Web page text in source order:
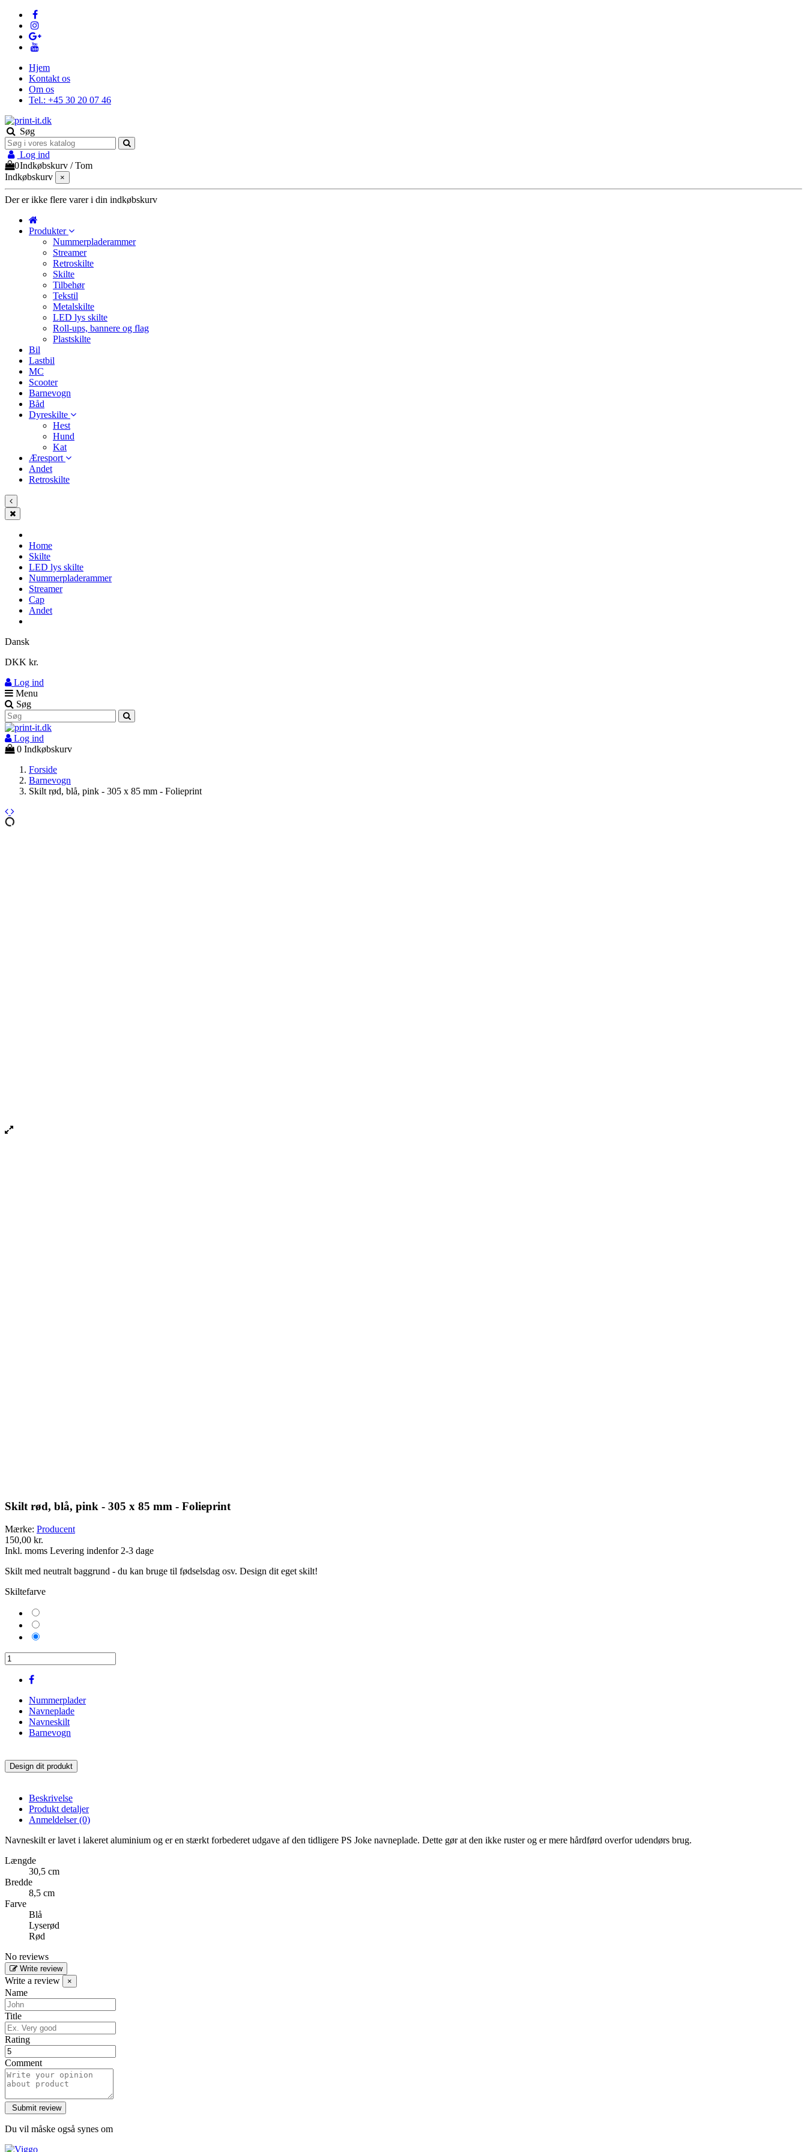
Hjem
Kontakt os
Om os
Tel.: +45 30 20 07 46
Søg
Log ind
0Indkøbskurv /Tom
Indkøbskurv
×
Der er ikke flere varer i din indkøbskurv
Produkter
Nummerpladerammer
Streamer
Retroskilte
Skilte
Tilbehør
Tekstil
Metalskilte
LED lys skilte
Roll-ups, bannere og flag
Plastskilte
Bil
Lastbil
MC
Scooter
Barnevogn
Båd
Dyreskilte
Hest
Hund
Kat
Æresport
Andet
Retroskilte
Home
Skilte
LED lys skilte
Nummerpladerammer
Streamer
Cap
Andet
Dansk
DKK kr.
Log ind
Menu
Søg
Log ind
0 Indkøbskurv
Forside
Barnevogn
Skilt rød, blå, pink - 305 x 85 mm - Folieprint
Skilt rød, blå, pink - 305 x 85 mm - Folieprint
Mærke: Producent
150,00 kr.
Inkl. moms Levering indenfor 2-3 dage
Skilt med neutralt baggrund - du kan bruge til fødselsdag osv. Design dit eget skilt!
Skiltefarve
Nummerplader
Navneplade
Navneskilt
Barnevogn
Design dit produkt
Beskrivelse
Produkt detaljer
Anmeldelser (0)
Navneskilt er lavet i lakeret aluminium og er en stærkt forbederet udgave af den tidligere PS Joke navneplade. Dette gør at den ikke ruster og er mere hårdførd overfor udendørs brug.
Længde
30,5 cm
Bredde
8,5 cm
Farve
Blå
Lyserød
Rød
No reviews
Write review
Write a review ×
Name
Title
Rating
Comment
Du vil måske også synes om